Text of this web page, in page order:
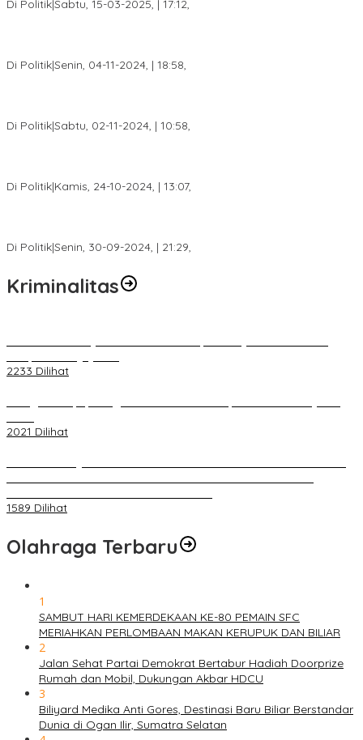
Di Politik|Sabtu, 15-03-2025, | 17:12,
Di Politik|Senin, 04-11-2024, | 18:58,
Di Politik|Sabtu, 02-11-2024, | 10:58,
Di Politik|Kamis, 24-10-2024, | 13:07,
Di Politik|Senin, 30-09-2024, | 21:29,
Kriminalitas
2233 Dilihat
2021 Dilihat
1589 Dilihat
Olahraga Terbaru
1
SAMBUT HARI KEMERDEKAAN KE-80 PEMAIN SFC
MERIAHKAN PERLOMBAAN MAKAN KERUPUK DAN BILIAR
2
Jalan Sehat Partai Demokrat Bertabur Hadiah Doorprize
Rumah dan Mobil, Dukungan Akbar HDCU
3
Biliyard Medika Anti Gores, Destinasi Baru Biliar Berstandar
Dunia di Ogan Ilir, Sumatra Selatan